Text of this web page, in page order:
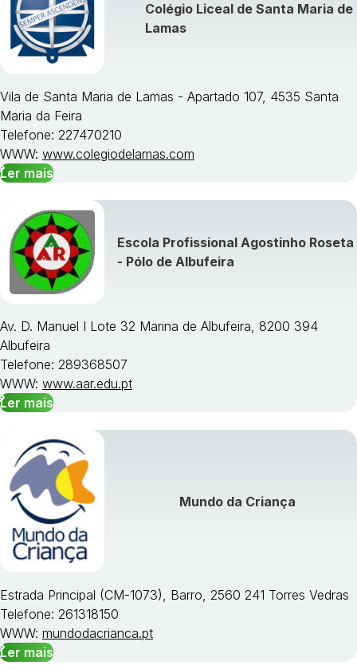
Colégio Liceal de Santa Maria de
Lamas
Vila de Santa Maria de Lamas - Apartado 107, 4535 Santa
Maria da Feira
Telefone: 227470210
WWW: www.colegiodelamas.com
Ler mais
Escola Profissional Agostinho Roseta
- Pólo de Albufeira
Av. D. Manuel I Lote 32 Marina de Albufeira, 8200 394
Albufeira
Telefone: 289368507
WWW: www.aar.edu.pt
Ler mais
Mundo da Criança
Estrada Principal (CM-1073), Barro, 2560 241 Torres Vedras
Telefone: 261318150
WWW: mundodacrianca.pt
Ler mais